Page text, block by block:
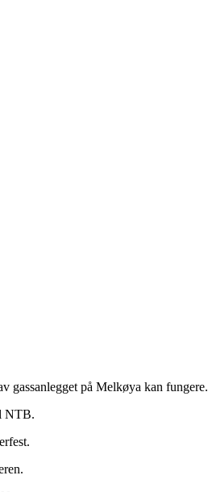
gassanlegget på Melkøya kan fungere.
NTB.